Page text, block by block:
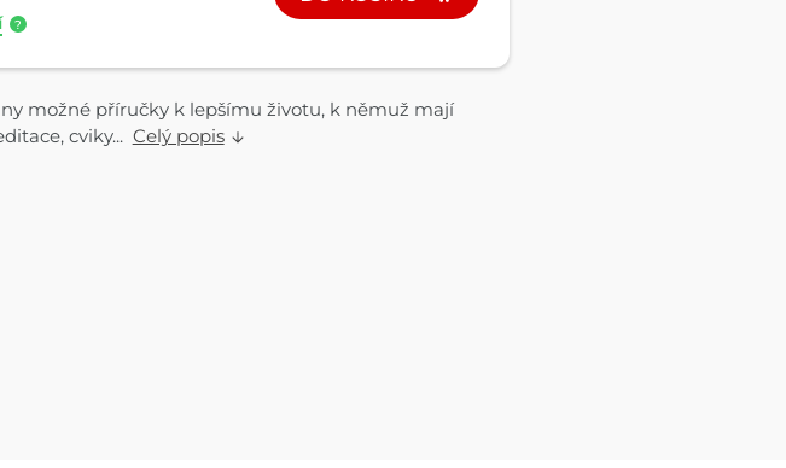
?
možné příručky k lepšímu životu, k němuž mají
cviky... Celý popis